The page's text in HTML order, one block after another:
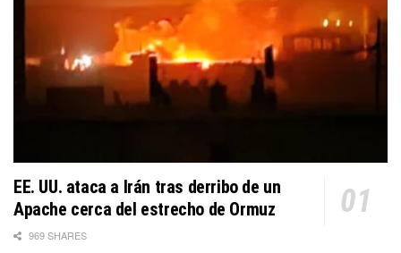
EE. UU. ataca a Irán tras derribo de un
Apache cerca del estrecho de Ormuz
969 SHARES